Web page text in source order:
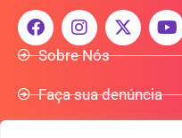
Sobre Nós
Faça sua denúncia